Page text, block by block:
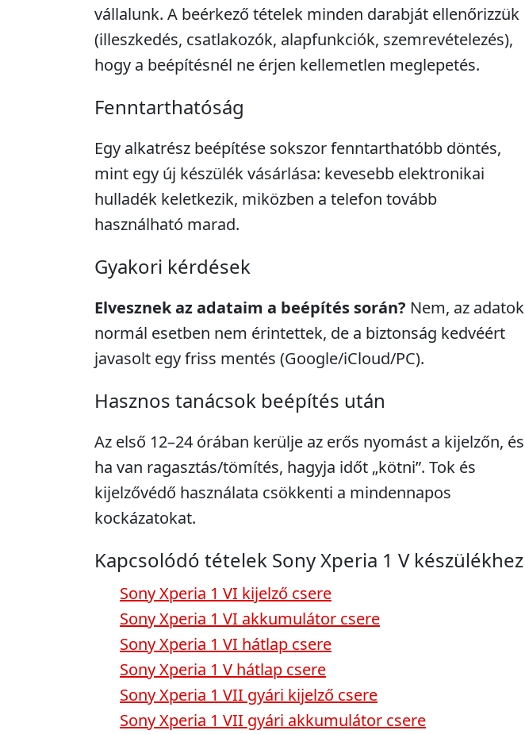
vállalunk. A beérkező tételek minden darabját ellenőrizzük
(illeszkedés, csatlakozók, alapfunkciók, szemrevételezés),
hogy a beépítésnél ne érjen kellemetlen meglepetés.
Fenntarthatóság
Egy alkatrész beépítése sokszor fenntarthatóbb döntés,
mint egy új készülék vásárlása: kevesebb elektronikai
hulladék keletkezik, miközben a telefon tovább
használható marad.
Gyakori kérdések
Elvesznek az adataim a beépítés során? Nem, az adatok
normál esetben nem érintettek, de a biztonság kedvéért
javasolt egy friss mentés (Google/iCloud/PC).
Hasznos tanácsok beépítés után
Az első 12–24 órában kerülje az erős nyomást a kijelzőn, és
ha van ragasztás/tömítés, hagyja időt „kötni”. Tok és
kijelzővédő használata csökkenti a mindennapos
kockázatokat.
Kapcsolódó tételek Sony Xperia 1 V készülékhez
Sony Xperia 1 VI kijelző csere
Sony Xperia 1 VI akkumulátor csere
Sony Xperia 1 VI hátlap csere
Sony Xperia 1 V hátlap csere
Sony Xperia 1 VII gyári kijelző csere
Sony Xperia 1 VII gyári akkumulátor csere